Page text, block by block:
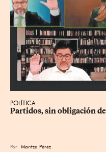
POLÍTICA
Partidos, sin obligación
Por Maritza Pérez